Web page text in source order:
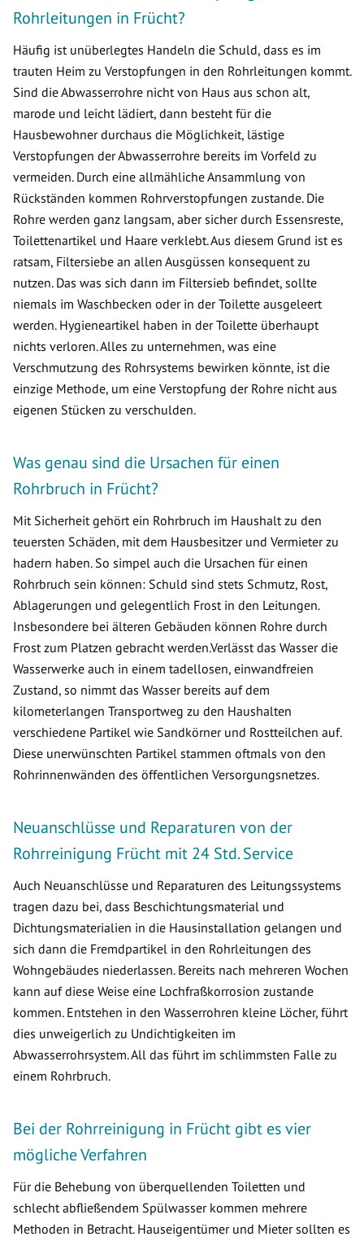
Rohrleitungen in Frücht?
Häufig ist unüberlegtes Handeln die Schuld, dass es im
trauten Heim zu Verstopfungen in den Rohrleitungen kommt.
Sind die Abwasserrohre nicht von Haus aus schon alt,
marode und leicht lädiert, dann besteht für die
Hausbewohner durchaus die Möglichkeit, lästige
Verstopfungen der Abwasserrohre bereits im Vorfeld zu
vermeiden. Durch eine allmähliche Ansammlung von
Rückständen kommen Rohrverstopfungen zustande. Die
Rohre werden ganz langsam, aber sicher durch Essensreste,
Toilettenartikel und Haare verklebt. Aus diesem Grund ist es
ratsam, Filtersiebe an allen Ausgüssen konsequent zu
nutzen. Das was sich dann im Filtersieb befindet, sollte
niemals im Waschbecken oder in der Toilette ausgeleert
werden. Hygieneartikel haben in der Toilette überhaupt
nichts verloren. Alles zu unternehmen, was eine
Verschmutzung des Rohrsystems bewirken könnte, ist die
einzige Methode, um eine Verstopfung der Rohre nicht aus
eigenen Stücken zu verschulden.
Was genau sind die Ursachen für einen
Rohrbruch in Frücht?
Mit Sicherheit gehört ein Rohrbruch im Haushalt zu den
teuersten Schäden, mit dem Hausbesitzer und Vermieter zu
hadern haben. So simpel auch die Ursachen für einen
Rohrbruch sein können: Schuld sind stets Schmutz, Rost,
Ablagerungen und gelegentlich Frost in den Leitungen.
Insbesondere bei älteren Gebäuden können Rohre durch
Frost zum Platzen gebracht werden.Verlässt das Wasser die
Wasserwerke auch in einem tadellosen, einwandfreien
Zustand, so nimmt das Wasser bereits auf dem
kilometerlangen Transportweg zu den Haushalten
verschiedene Partikel wie Sandkörner und Rostteilchen auf.
Diese unerwünschten Partikel stammen oftmals von den
Rohrinnenwänden des öffentlichen Versorgungsnetzes.
Neuanschlüsse und Reparaturen von der
Rohrreinigung Frücht mit 24 Std. Service
Auch Neuanschlüsse und Reparaturen des Leitungssystems
tragen dazu bei, dass Beschichtungsmaterial und
Dichtungsmaterialien in die Hausinstallation gelangen und
sich dann die Fremdpartikel in den Rohrleitungen des
Wohngebäudes niederlassen. Bereits nach mehreren Wochen
kann auf diese Weise eine Lochfraßkorrosion zustande
kommen. Entstehen in den Wasserrohren kleine Löcher, führt
dies unweigerlich zu Undichtigkeiten im
Abwasserrohrsystem. All das führt im schlimmsten Falle zu
einem Rohrbruch.
Bei der Rohrreinigung in Frücht gibt es vier
mögliche Verfahren
Für die Behebung von überquellenden Toiletten und
schlecht abfließendem Spülwasser kommen mehrere
Methoden in Betracht. Hauseigentümer und Mieter sollten es